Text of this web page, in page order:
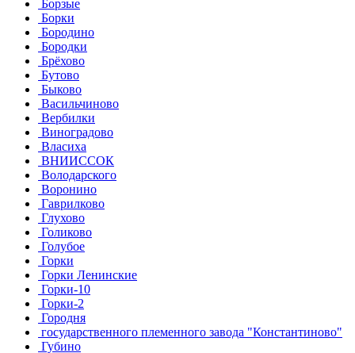
Борзые
Борки
Бородино
Бородки
Брёхово
Бутово
Быково
Васильчиново
Вербилки
Виноградово
Власиха
ВНИИССОК
Володарского
Воронино
Гаврилково
Глухово
Голиково
Голубое
Горки
Горки Ленинские
Горки-10
Горки-2
Городня
государственного племенного завода "Константиново"
Губино